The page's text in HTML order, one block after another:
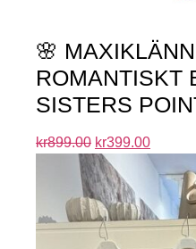
🌸
ROMANTISKT
SISTERS
kr899.00 kr399.00